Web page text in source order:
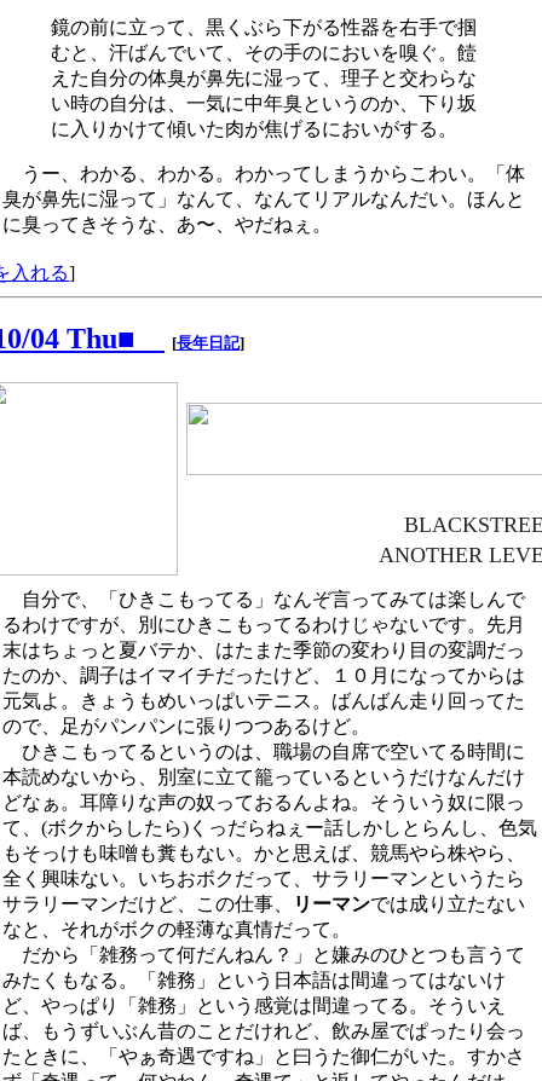
鏡の前に立って、黒くぶら下がる性器を右手で掴
むと、汗ばんでいて、その手のにおいを嗅ぐ。饐
えた自分の体臭が鼻先に湿って、理子と交わらな
い時の自分は、一気に中年臭というのか、下り坂
に入りかけて傾いた肉が焦げるにおいがする。
うー、わかる、わかる。わかってしまうからこわい。「体
臭が鼻先に湿って」なんて、なんてリアルなんだい。ほんと
に臭ってきそうな、あ〜、やだねぇ。
入れる]
04 Thu■ [長年日記]
ANOTHER
自分で、「ひきこもってる」なんぞ言ってみては楽しんで
るわけですが、別にひきこもってるわけじゃないです。先月
末はちょっと夏バテか、はたまた季節の変わり目の変調だっ
たのか、調子はイマイチだったけど、１０月になってからは
元気よ。きょうもめいっぱいテニス。ばんばん走り回ってた
ので、足がパンパンに張りつつあるけど。
ひきこもってるというのは、職場の自席で空いてる時間に
本読めないから、別室に立て籠っているというだけなんだけ
どなぁ。耳障りな声の奴っておるんよね。そういう奴に限っ
て、(ボクからしたら)くっだらねぇー話しかしとらんし、色気
もそっけも味噌も糞もない。かと思えば、競馬やら株やら、
全く興味ない。いちおボクだって、サラリーマンというたら
サラリーマンだけど、この仕事、
リーマンでは成り立たない
なと、それがボクの軽薄な真情だって。
だから「雑務って何だんねん？」と嫌みのひとつも言うて
みたくもなる。「雑務」という日本語は間違ってはないけ
ど、やっぱり「雑務」という感覚は間違ってる。そういえ
ば、もうずいぶん昔のことだけれど、飲み屋でぱったり会っ
たときに、「やぁ奇遇ですね」と曰うた御仁がいた。すかさ